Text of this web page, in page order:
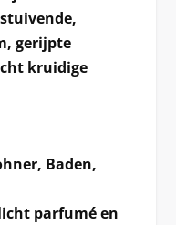
gerijpte
kruidige
Baden,
parfumé en